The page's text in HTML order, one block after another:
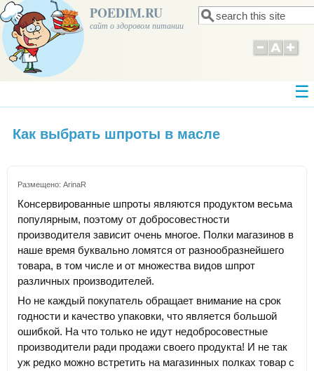
POEDIM.RU
сайт о здоровом питании Форма поиска
Поиск
Как выбрать шпроты в масле
Размещено: ArinaR
Консервированные шпроты являются продуктом весьма
популярным, поэтому от добросовестности
производителя зависит очень многое. Полки магазинов в
наше время буквально ломятся от разнообразнейшего
товара, в том числе и от множества видов шпрот
различных производителей.
Но не каждый покупатель обращает внимание на срок
годности и качество упаковки, что является большой
ошибкой. На что только не идут недобросовестные
производители ради продажи своего продукта! И не так
уж редко можно встретить на магазинных полках товар с